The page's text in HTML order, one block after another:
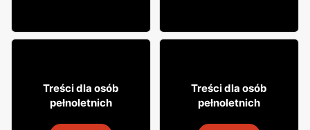
49
Napój alkoholowy Soplica
Treści dla osób
pełnoletnich
3199
Napój alkoholowy Soplica
Treści dla osób
pełnoletnich